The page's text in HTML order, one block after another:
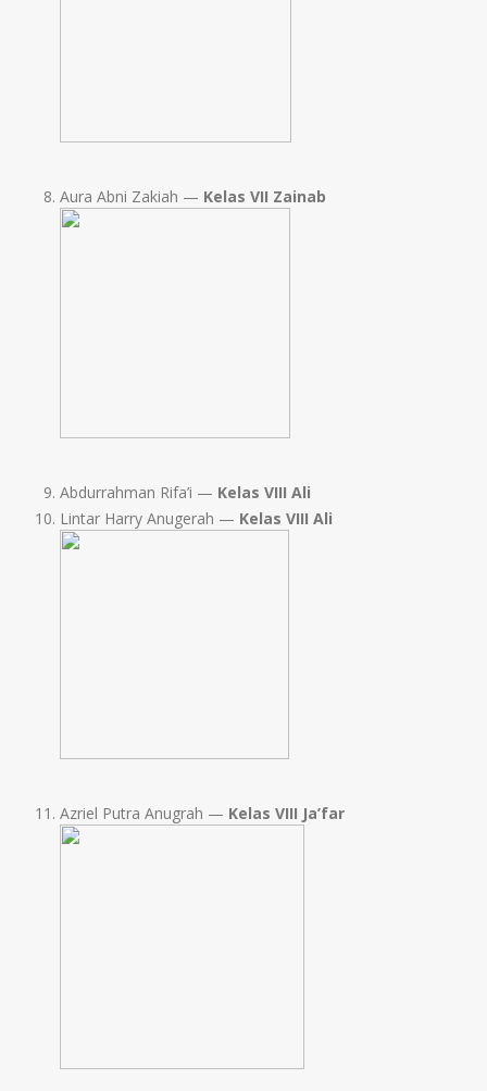
Aura Abni Zakiah — Kelas VII Zainab
Abdurrahman Rifa’i — Kelas VIII Ali
Lintar Harry Anugerah — Kelas VIII Ali
Azriel Putra Anugrah — Kelas VIII Ja’far